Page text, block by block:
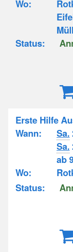
Wo:
Status:
Erste Hilfe
Wann:
Sa.
Sa.
ab
Wo:
Status: